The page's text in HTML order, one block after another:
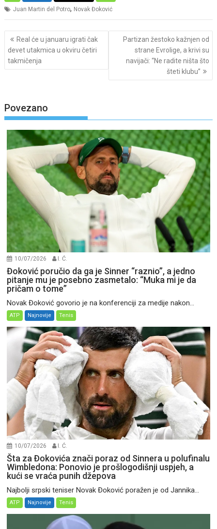
Juan Martin del Potro, Novak Đoković
Post
navigation
Real će u januaru igrati čak
devet utakmica u okviru četiri
takmičenja
Partizan žestoko kažnjen od
strane Evrolige, a krivi su
navijači: “Ne radite ništa što
šteti klubu”
Povezano
10/07/2026 I. Ć.
Đoković poručio da ga je Sinner “raznio”, a jedno
pitanje mu je posebno zasmetalo: “Muka mi je da
pričam o tome”
Novak Đoković govorio je na konferenciji za medije nakon...
ATP Najnovije Tenis
10/07/2026 I. Ć.
Šta za Đokovića znači poraz od Sinnera u polufinalu
Wimbledona: Ponovio je prošlogodišnji uspjeh, a
kući se vraća punih džepova
Najbolji srpski teniser Novak Đoković poražen je od Jannika...
ATP Najnovije Tenis